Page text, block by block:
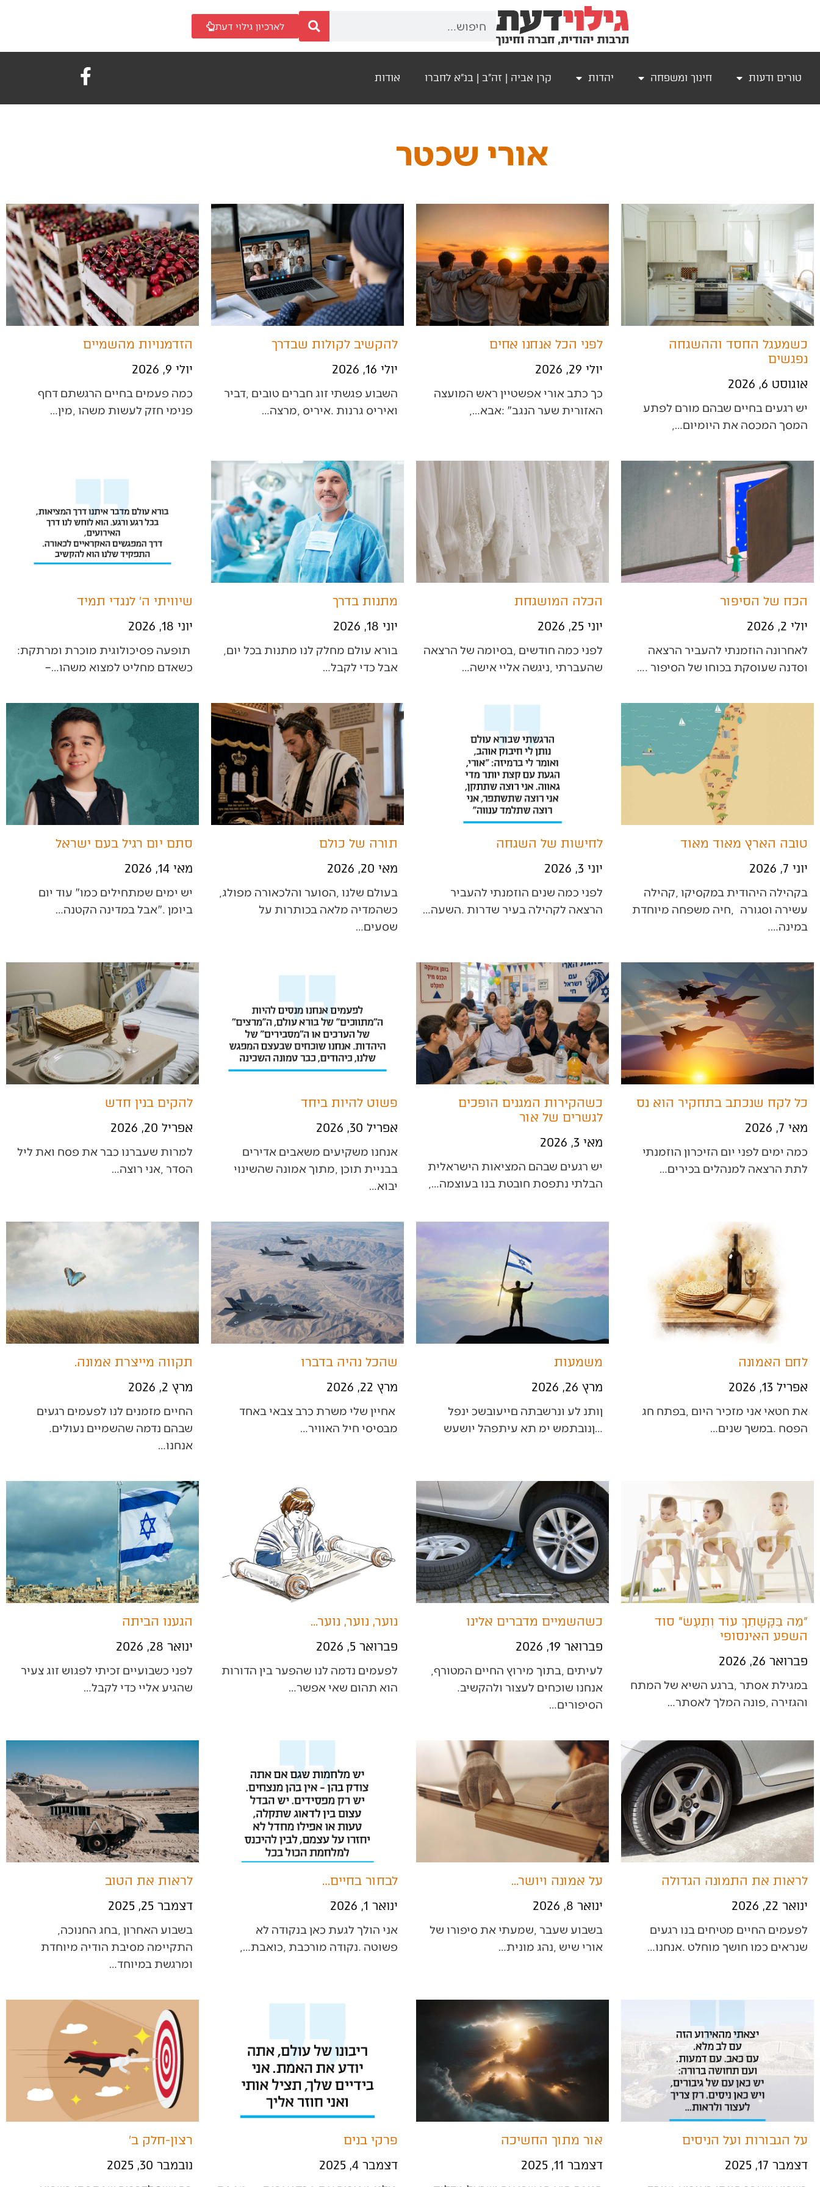
לארכיון גילוי דעת
טורים ודעות חינוך ומשפחה יהדות קרן אביה | זה"ב | בנ"א לחברו אודות
אורי שכטר
כשמעגל החסד וההשגחה
נפגשים
אוגוסט 6, 2026
‬המסך‭ ‬המכסה‭ ‬את‭ ‬היומיום‭,…
לפני הכל אנחנו אחים
יולי 29, 2026
‬האזורית‭ ‬שער‭ ‬הנגב‭: ‬‮"‬אבא‭,…
להקשיב לקולות שבדרך
יולי 16, 2026
‬ואיריס‭ ‬גרנות‭. ‬איריס‭, ‬מרצה‭…
הזדמנויות מהשמיים
יולי 9, 2026
‬פנימי‭ ‬חזק‭ ‬לעשות‭ ‬משהו‭, ‬מין‭…
הכח של הסיפור
יולי 2, 2026
‬וסדנה‭ ‬שעוסקת‭ ‬בכוחו‭ ‬של‭ ‬הסיפור‭. ‬…
הכלה המושגחת
יוני 25, 2026
‬שהעברתי‭, ‬ניגשה‭ ‬אליי‭ ‬אישה‭…
מתנות בדרך
יוני 18, 2026
‬אבל‭ ‬כדי‭ ‬לקבל‭…
שיוויתי ה׳ לנגדי תמיד
יוני 18, 2026
‭ ‬תופעה‭ ‬פסיכולוגית‭ ‬מוכרת‭ ‬ומרתקת‭:
‬כשאדם‭ ‬מחליט‭ ‬למצוא‭ ‬משהו‭ ‬‮–‬‭…
טובה הארץ מאוד מאוד
יוני 7, 2026
‬במינה‭.…
לחישות של השגחה
יוני 3, 2026
‬הרצאה‭ ‬לקהילה‭ ‬בעיר‭ ‬שדרות‭. ‬השעה‭…
תורה של כולם
מאי 20, 2026
‬שסעים‭…
סתם יום רגיל בעם ישראל
מאי 14, 2026
‬ביומן‮"‬‭. ‬אבל‭ ‬במדינה‭ ‬הקטנה‭…
כל לקח שנכתב בתחקיר הוא נס
מאי 7, 2026
‬לתת‭ ‬הרצאה‭ ‬למנהלים‭ ‬בכירים‭…
כשהקירות המגנים הופכים
לגשרים של אור
מאי 3, 2026
‬הבלתי‭ ‬נתפסת‭ ‬חובטת‭ ‬בנו‭ ‬בעוצמה‭,…
פשוט להיות ביחד
אפריל 30, 2026
‬יבוא‭…
להקים בנין חדש
אפריל 20, 2026
‬הסדר‭, ‬אני‭ ‬רוצה‭…
לחם האמונה
אפריל 13, 2026
‬הפסח‭. ‬במשך‭ ‬שנים‭…
משמעות
מרץ 26, 2026
‭לפני‭ ‬כשבועיים‭ ‬התבשרנו‭ ‬על‭ ‬נתון‭
‬שעשוי‭ ‬להפתיע‭ ‬את‭ ‬מי‭ ‬שמתבונן‭…
שהכל נהיה בדברו
מרץ 22, 2026
‬מבסיסי‭ ‬חיל‭ ‬האוויר‭…
תקווה מייצרת אמונה.
מרץ 2, 2026
החיים מזמנים לנו לפעמים רגעים
שבהם נדמה שהשמיים נעולים.
אנחנו…
"מַה בַּקָּשָׁתֵךְ עוֹד וְתֵעָשׂ" סוד
השפע האינסופי
פברואר 26, 2026
‬והגזירה‭, ‬פונה‭ ‬המלך‭ ‬לאסתר‭…
כשהשמיים מדברים אלינו
פברואר 19, 2026
הסיפורים‭…
נוער, נוער, נוער...
פברואר 5, 2026
‬הוא‭ ‬תהום‭ ‬שאי‭ ‬אפשר‭…
הגענו הביתה
ינואר 28, 2026
‬שהגיע‭ ‬אליי‭ ‬כדי‭ ‬לקבל‭…
לראות את התמונה הגדולה
ינואר 22, 2026
‬שנראים‭ ‬כמו‭ ‬חושך‭ ‬מוחלט‭. ‬אנחנו‭…
על אמונה ויושר...
ינואר 8, 2026
‬אורי‭ ‬שיש‭, ‬נהג‭ ‬מונית‭…
לבחור בחיים…
ינואר 1, 2026
‬פשוטה‭. ‬נקודה‭ ‬מורכבת‭, ‬כואבת‭,…
לראות את הטוב
דצמבר 25, 2025
‬ומרגשת‭ ‬במיוחד‭…
על הגבורות ועל הניסים
דצמבר 17, 2025
אור מתוך החשיכה
דצמבר 11, 2025
פרקי בנים
דצמבר 4, 2025
רצון-חלק ב׳
נובמבר 30, 2025